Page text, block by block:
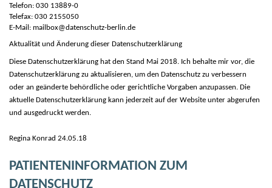
Telefon: 030 13889-0
Telefax: 030 2155050
E-Mail: mailbox@datenschutz-berlin.de
Aktualität und Änderung dieser Datenschutzerklärung
Diese Datenschutzerklärung hat den Stand Mai 2018. Ich behalte mir vor, die
Datenschutzerklärung zu aktualisieren, um den Datenschutz zu verbessern
oder an geänderte behördliche oder gerichtliche Vorgaben anzupassen. Die
aktuelle Datenschutzerklärung kann jederzeit auf der Website unter abgerufen
und ausgedruckt werden.
Regina Konrad 24.05.18
PATIENTENINFORMATION ZUM
DATENSCHUTZ